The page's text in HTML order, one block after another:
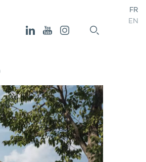
FR
EN